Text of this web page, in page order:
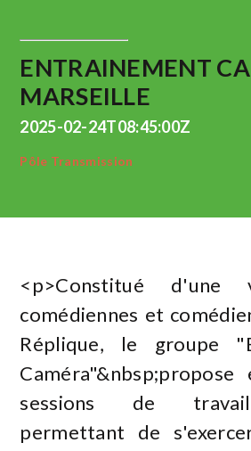
ENTRAINEMENT
MARSEILLE
2025-02-24T08:45:00Z
Pôle Transmission
<p>Constitué d'une
comédiennes et
Réplique, le groupe
sessions de
permettant de